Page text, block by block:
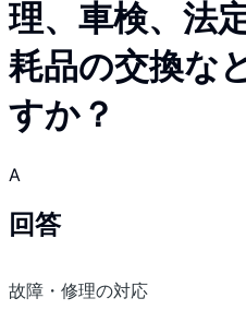
理、車検、法
耗品の交換な
すか？
A
回答
故障・修理の対応